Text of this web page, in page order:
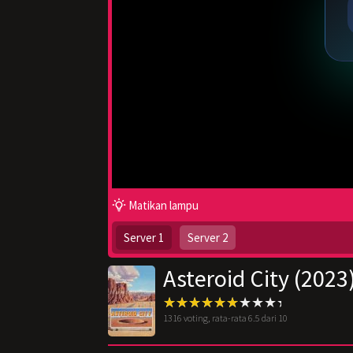
Matikan lampu
Server 1 Server 2
Asteroid City
1316 voting, rata-rata 6.5 dari 10